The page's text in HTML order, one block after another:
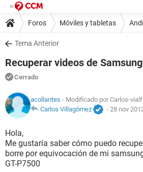
Foros Móviles y tabletas
Tema Anterior
Recuperar videos de
Cerrado
acollantes - Modificado por Carlos-
Carlos Villagómez
- 28 nov
Hola,
Me gustaría saber cómo puedo
borre por equivocación de mi
GT-P7500